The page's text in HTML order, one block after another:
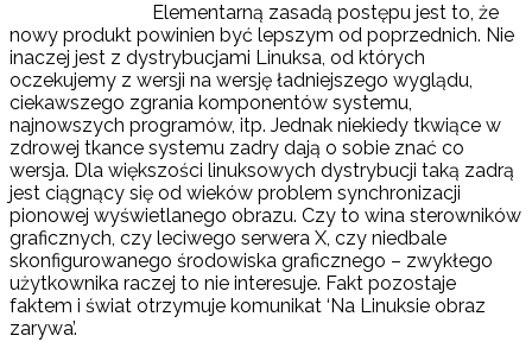
Elementarną zasadą postępu jest to, że
nowy produkt powinien być lepszym od poprzednich. Nie
inaczej jest z dystrybucjami Linuksa, od których
oczekujemy z wersji na wersję ładniejszego wyglądu,
ciekawszego zgrania komponentów systemu,
najnowszych programów, itp. Jednak niekiedy tkwiące w
zdrowej tkance systemu zadry dają o sobie znać co
wersja. Dla większości linuksowych dystrybucji taką zadrą
jest ciągnący się od wieków problem synchronizacji
pionowej wyświetlanego obrazu. Czy to wina sterowników
graficznych, czy leciwego serwera X, czy niedbale
skonfigurowanego środowiska graficznego – zwykłego
użytkownika raczej to nie interesuje. Fakt pozostaje
faktem i świat otrzymuje komunikat ‘Na Linuksie obraz
zarywa’.